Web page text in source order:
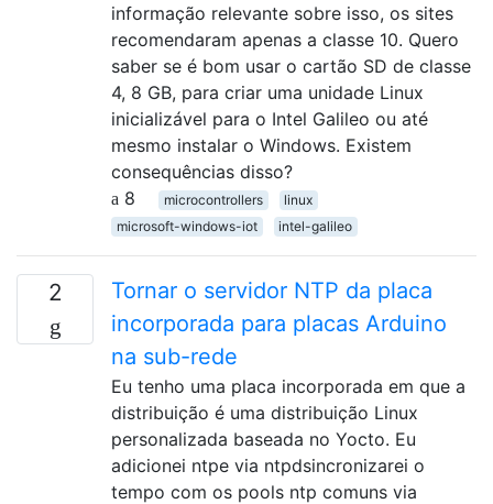
informação relevante sobre isso, os sites
recomendaram apenas a classe 10. Quero
saber se é bom usar o cartão SD de classe
4, 8 GB, para criar uma unidade Linux
inicializável para o Intel Galileo ou até
mesmo instalar o Windows. Existem
consequências disso?
8
microcontrollers
linux
microsoft-windows-iot
intel-galileo
2
Tornar o servidor NTP da placa
incorporada para placas Arduino
na sub-rede
Eu tenho uma placa incorporada em que a
distribuição é uma distribuição Linux
personalizada baseada no Yocto. Eu
adicionei ntpe via ntpdsincronizarei o
tempo com os pools ntp comuns via